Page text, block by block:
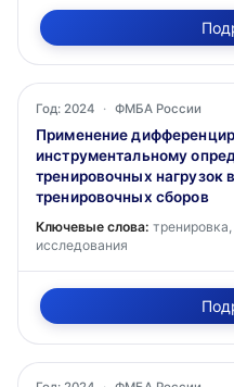
Год: 2024 · ФМБА России
Применение
инструментальному
тренировочных нагрузок
тренировочных сборов
Ключевые слова:
исследования